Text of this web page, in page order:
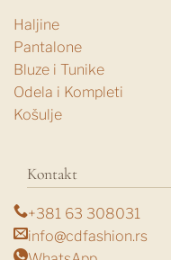
Haljine
Pantalone
Bluze i Tunike
Odela i Kompleti
Košulje
Kontakt
+381 63 308031
info@cdfashion.rs